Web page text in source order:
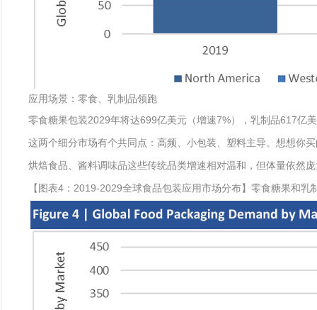
应用场景：零食、乳制品领跑
零食糖果包装2029年将达699亿美元（增速7%），乳制品617亿
这两个细分市场有个共同点：高频、小包装、塑料主导。想想你
烘焙食品、酱料调味品这些传统品类增速相对温和，但体量依然
【图表4：2019-2029全球食品包装应用市场分布】零食糖果和乳